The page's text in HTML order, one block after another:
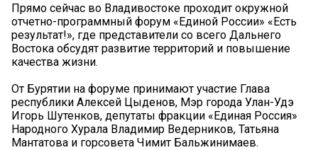
Прямо сейчас во Владивостоке проходит окружной
отчетно-программный форум «Единой России» «Есть
результат!», где представители со всего Дальнего
Востока обсудят развитие территорий и повышение
качества жизни.
От Бурятии на форуме принимают участие Глава
республики Алексей Цыденов, Мэр города Улан-Удэ
Игорь Шутенков, депутаты фракции «Единая Россия»
Народного Хурала Владимир Ведерников, Татьяна
Мантатова и горсовета Чимит Бальжинимаев.